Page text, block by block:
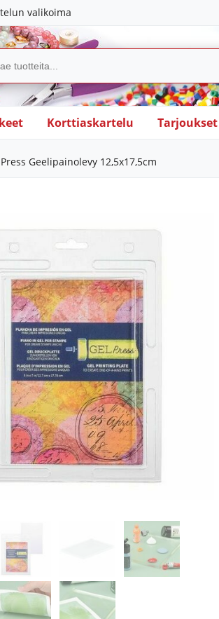
valikoima
Korttiaskartelu Tarjoukset
Geelipainolevy 12,5x17,5cm